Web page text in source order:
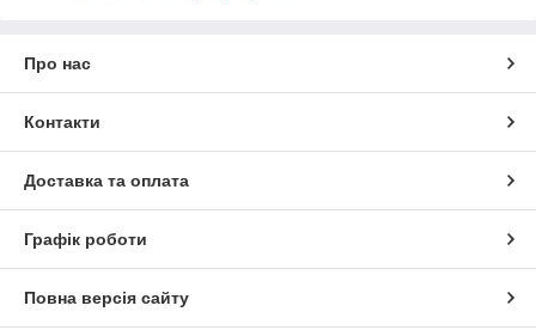
Про нас
Контакти
Доставка та оплата
Графік роботи
Повна версія сайту